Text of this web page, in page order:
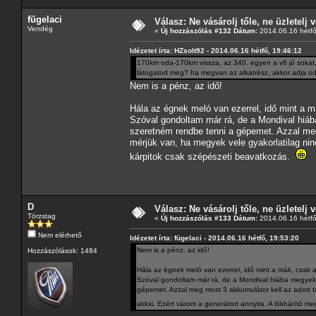
fügelaci
Vendég
Válasz: Ne vásárolj tőle, ne üzletelj
« Új hozzászólás #132 Dátum: 2014.06.16
Idézetet írta: HZsolt92 - 2014.06.16 hétfő, 19:46:12
170km oda-170km vissza, az 340. egyen a v6 jó
látogatod meg? ha megvan az alkatrész, akkor adja
Nem is a pénz, az idő!
Hála az égnek meló van ezerrel, idő mint a
Szóval gondoltam már rá, de a Mondival
szeretném rendbe tenni a gépemet. Azzal
mérjük van, ha megyek vele gyakorlatilag
kárpitok csak szépészeti beavatkozás.
D
Törzstag
Nem elérhető
Hozzászólások: 1484
Válasz: Ne vásárolj tőle, ne üzletelj
« Új hozzászólás #133 Dátum: 2014.06.16
Idézetet írta: fügelaci - 2014.06.16 hétfő, 19:53:20
Nem is a pénz, az idő!
Hála az égnek meló van ezerrel, idő mint a mák, csak
Szóval gondoltam már rá, de a Mondival hiába
gépemet. Azzal meg most 3 akkumulátor kell az adott
akksi. Ezért várom a generátort annyira. A lökhárító